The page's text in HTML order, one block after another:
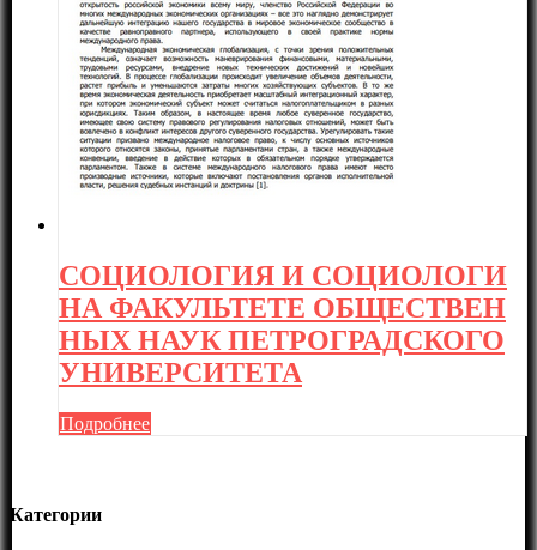
СОЦИОЛОГИЯ И СОЦИОЛОГИ
НА ФАКУЛЬТЕТЕ ОБЩЕСТВЕН
НЫХ НАУК ПЕТРОГРАДСКОГО
УНИВЕРСИТЕТА
Подробнее
Категории